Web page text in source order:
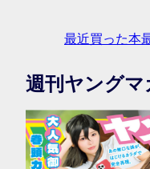
最近買った本
週刊ヤングマ